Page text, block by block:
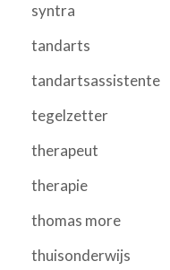
syntra
tandarts
tandartsassistente
tegelzetter
therapeut
therapie
thomas more
thuisonderwijs